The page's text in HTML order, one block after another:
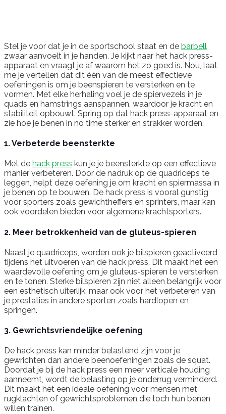
Stel je voor dat je in de sportschool staat en de barbell
zwaar aanvoelt in je handen. Je kijkt naar het hack press-
apparaat en vraagt je af waarom het zo goed is. Nou, laat
me je vertellen dat dit één van de meest effectieve
oefeningen is om je beenspieren te versterken en te
vormen. Met elke herhaling voel je de spiervezels in je
quads en hamstrings aanspannen, waardoor je kracht en
stabiliteit opbouwt. Spring op dat hack press-apparaat en
zie hoe je benen in no time sterker en strakker worden.
1. Verbeterde beensterkte
Met de hack press kun je je beensterkte op een effectieve
manier verbeteren. Door de nadruk op de quadriceps te
leggen, helpt deze oefening je om kracht en spiermassa in
je benen op te bouwen. De hack press is vooral gunstig
voor sporters zoals gewichtheffers en sprinters, maar kan
ook voordelen bieden voor algemene krachtsporters.
2. Meer betrokkenheid van de gluteus-spieren
Naast je quadriceps, worden ook je bilspieren geactiveerd
tijdens het uitvoeren van de hack press. Dit maakt het een
waardevolle oefening om je gluteus-spieren te versterken
en te tonen. Sterke bilspieren zijn niet alleen belangrijk voor
een esthetisch uiterlijk, maar ook voor het verbeteren van
je prestaties in andere sporten zoals hardlopen en
springen.
3. Gewrichtsvriendelijke oefening
De hack press kan minder belastend zijn voor je
gewrichten dan andere beenoefeningen zoals de squat.
Doordat je bij de hack press een meer verticale houding
aanneemt, wordt de belasting op je onderrug verminderd.
Dit maakt het een ideale oefening voor mensen met
rugklachten of gewrichtsproblemen die toch hun benen
willen trainen.